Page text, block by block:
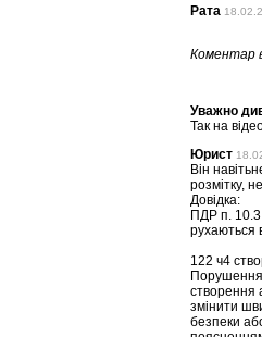
Рата
Коментар
Уважно
Так на
Юрист
Він
розмітку,
Довідка:
ПДР п.
рухаються
122 ч4
створення
змінити
безпеки